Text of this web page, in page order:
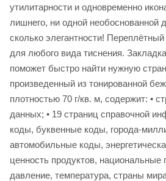
утилитарности и одновременно
лишнего, ни одной необоснованной
сколько элегантности!
для любого вида тиснения.
поможет быстро найти нужную
произведенный из тонированной
плотностью 70 г/кв. м, содержит: •
данных; • 19 страниц справочной
коды, буквенные коды, города-
автомобильные коды,
ценность продуктов, национальные
давление, температура, страны